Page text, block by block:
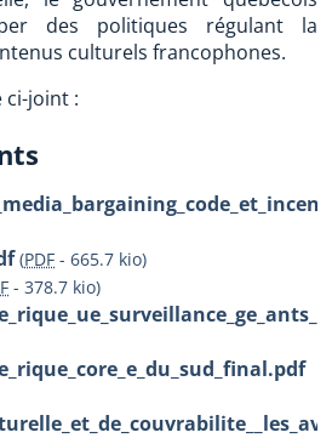
des politiques régulant la
culturels francophones.
ci-joint :
(PDF - 665.7 kio)
- 378.7 kio)